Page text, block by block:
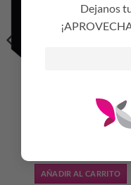
Dejanos
DESODORANTE X150ML
AÑADIR AL CARRITO